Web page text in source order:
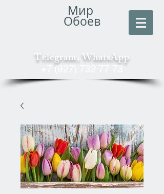
Мир
Обоев
Telegram, WhatsApp
+7 (927) 732 77 73